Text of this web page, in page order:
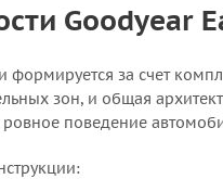
Goodyear
формируется за счет
зон, и общая
поведение